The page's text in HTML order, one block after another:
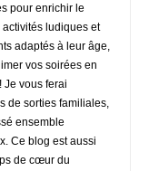
pour enrichir le
ludiques et
adaptés à leur âge,
vos soirées en
Je vous ferai
de sorties familiales,
ensemble
Ce blog est aussi
de cœur du